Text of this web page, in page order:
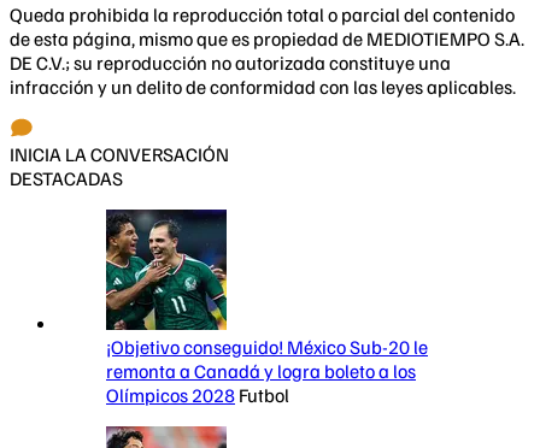
Queda prohibida la reproducción total o parcial del contenido
de esta página, mismo que es propiedad de MEDIOTIEMPO S.A.
DE C.V.; su reproducción no autorizada constituye una
infracción y un delito de conformidad con las leyes aplicables.
INICIA LA CONVERSACIÓN
DESTACADAS
¡Objetivo conseguido! México Sub-20 le
remonta a Canadá y logra boleto a los
Olímpicos 2028 Futbol